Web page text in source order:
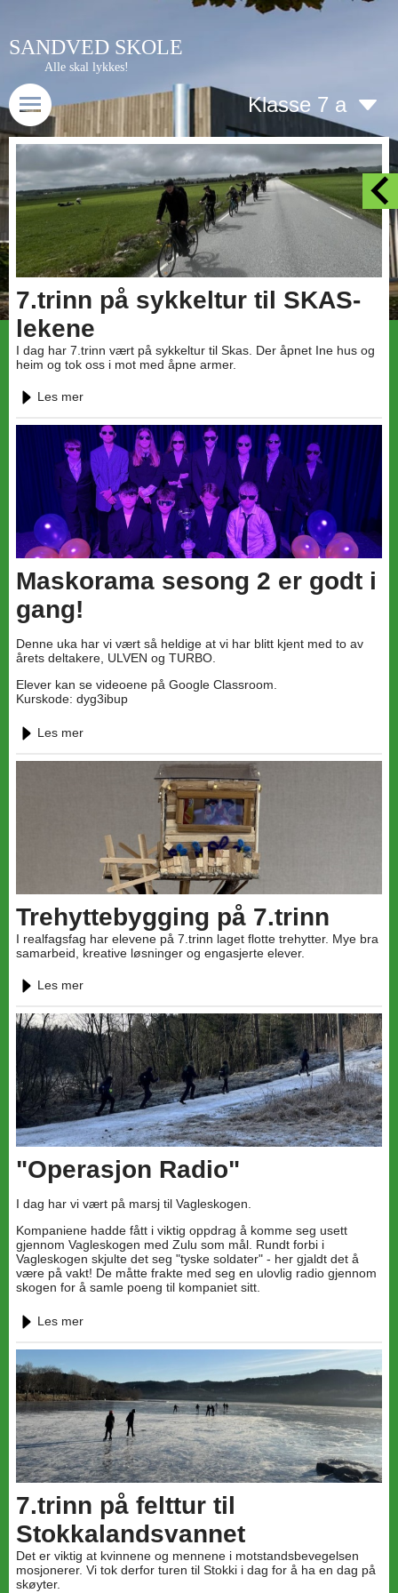
SANDVED SKOLE
Alle skal lykkes!
Klasse 7 a
7.trinn på sykkeltur til SKAS-
lekene
I dag har 7.trinn vært på sykkeltur til Skas. Der åpnet Ine hus og
heim og tok oss i mot med åpne armer.
Les mer
Maskorama sesong 2 er godt i
gang!
Denne uka har vi vært så heldige at vi har blitt kjent med to av
årets deltakere, ULVEN og TURBO.
Elever kan se videoene på Google Classroom.
Kurskode: dyg3ibup
Les mer
Trehyttebygging på 7.trinn
I realfagsfag har elevene på 7.trinn laget flotte trehytter. Mye bra
samarbeid, kreative løsninger og engasjerte elever.
Les mer
"Operasjon Radio"
I dag har vi vært på marsj til Vagleskogen.
Kompaniene hadde fått i viktig oppdrag å komme seg usett
gjennom Vagleskogen med Zulu som mål. Rundt forbi i
Vagleskogen skjulte det seg "tyske soldater" - her gjaldt det å
være på vakt! De måtte frakte med seg en ulovlig radio gjennom
skogen for å samle poeng til kompaniet sitt.
Les mer
7.trinn på felttur til
Stokkalandsvannet
Det er viktig at kvinnene og mennene i motstandsbevegelsen
mosjonerer. Vi tok derfor turen til Stokki i dag for å ha en dag på
skøyter.